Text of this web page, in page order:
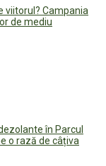
viitorul? Campania
de mediu
în Parcul
o rază de câțiva